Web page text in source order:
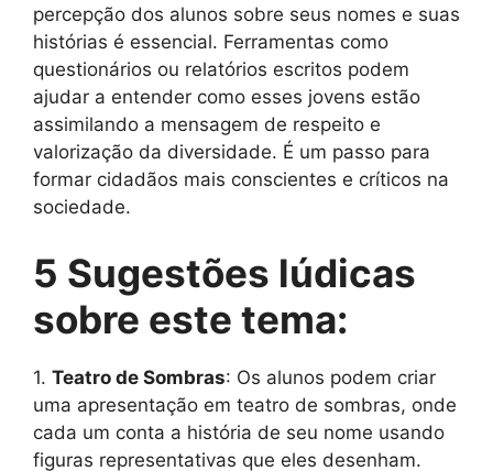
percepção dos alunos sobre seus nomes e suas
histórias é essencial. Ferramentas como
questionários ou relatórios escritos podem
ajudar a entender como esses jovens estão
assimilando a mensagem de respeito e
valorização da diversidade. É um passo para
formar cidadãos mais conscientes e críticos na
sociedade.
5 Sugestões lúdicas
sobre este tema:
1. Teatro de Sombras: Os alunos podem criar
uma apresentação em teatro de sombras, onde
cada um conta a história de seu nome usando
figuras representativas que eles desenham.